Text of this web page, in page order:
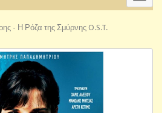
- Η Ρόζα της Σμύρνης O.S.T.